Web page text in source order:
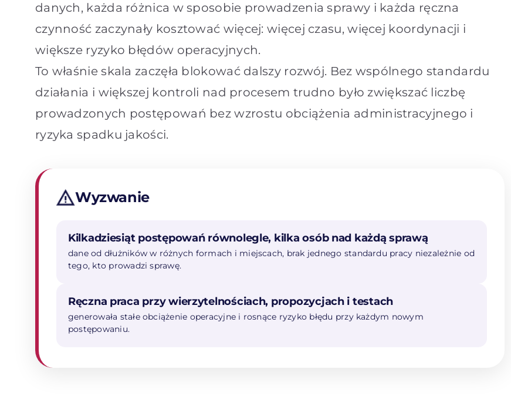
danych, każda różnica w sposobie prowadzenia sprawy i każda ręczna
czynność zaczynały kosztować więcej: więcej czasu, więcej koordynacji i
większe ryzyko błędów operacyjnych.
To właśnie skala zaczęła blokować dalszy rozwój. Bez wspólnego standardu
działania i większej kontroli nad procesem trudno było zwiększać liczbę
prowadzonych postępowań bez wzrostu obciążenia administracyjnego i
ryzyka spadku jakości.
Wyzwanie
Kilkadziesiąt postępowań równolegle, kilka osób nad każdą sprawą
dane od dłużników w różnych formach i miejscach, brak jednego standardu pracy niezależnie od
tego, kto prowadzi sprawę.
Ręczna praca przy wierzytelnościach, propozycjach i testach
generowała stałe obciążenie operacyjne i rosnące ryzyko błędu przy każdym nowym
postępowaniu.